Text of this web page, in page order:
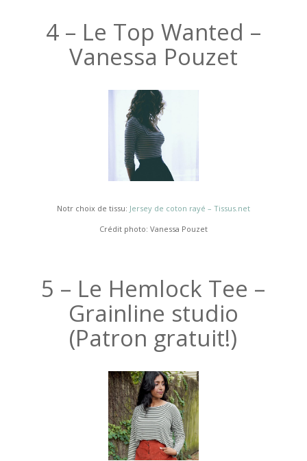
4 – Le Top Wanted –
Vanessa Pouzet
Notr choix de tissu: Jersey de coton rayé – Tissus.net
Crédit photo: Vanessa Pouzet
5 – Le Hemlock Tee –
Grainline studio
(Patron gratuit!)